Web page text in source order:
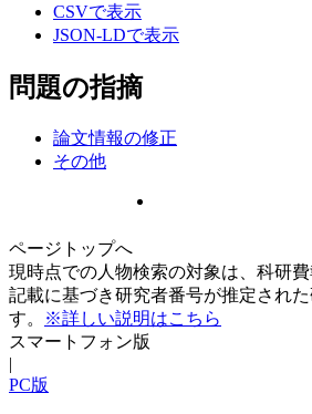
CSVで表示
JSON-LDで表示
問題の指摘
論文情報の修正
その他
ページトップへ
現時点での人物検索の対象は、科研費
記載に基づき研究者番号が推定され
す。
※詳しい説明はこちら
スマートフォン版
|
PC版